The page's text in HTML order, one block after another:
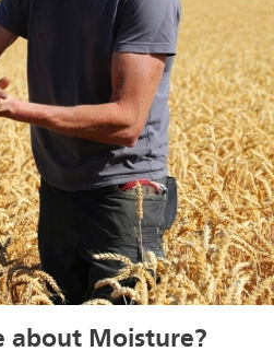
about Moisture?